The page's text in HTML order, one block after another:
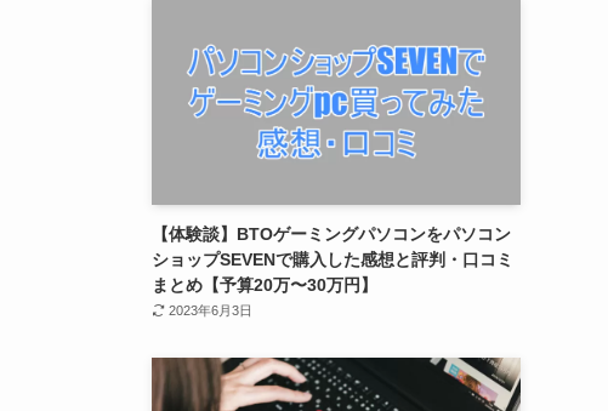
【体験談】BTOゲーミングパソコンをパソコン
ショップSEVENで購入した感想と評判・口コミ
まとめ【予算20万〜30万円】
2023年6月3日